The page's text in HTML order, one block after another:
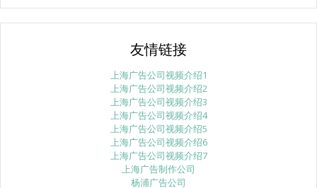
友情链接
上海广告公司视频介绍1
上海广告公司视频介绍2
上海广告公司视频介绍3
上海广告公司视频介绍4
上海广告公司视频介绍5
上海广告公司视频介绍6
上海广告公司视频介绍7
上海广告制作公司
杨浦广告公司